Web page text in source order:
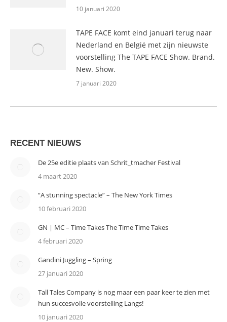
10 januari 2020
TAPE FACE komt eind januari terug naar
Nederland en België met zijn nieuwste
voorstelling The TAPE FACE Show. Brand.
New. Show.
7 januari 2020
RECENT NIEUWS
De 25e editie plaats van Schrit_tmacher Festival
4 maart 2020
“A stunning spectacle” – The New York Times
10 februari 2020
GN | MC – Time Takes The Time Time Takes
4 februari 2020
Gandini Juggling – Spring
27 januari 2020
Tall Tales Company is nog maar een paar keer te zien met
hun succesvolle voorstelling Langs!
10 januari 2020